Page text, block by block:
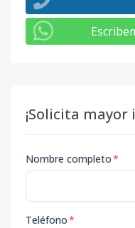
¡Solicita mayor
Nombre completo*
Teléfono*